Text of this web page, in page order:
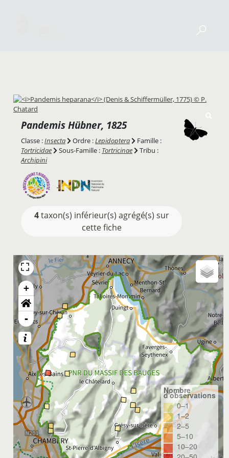
PandemisHübner, 1825
Classe :Insecta Ordre :Lepidoptera
Famille :
Tortricidae
Sous-Famille : Tortricinae
Tribu :
Archipini
4taxon(s) inférieur(s) agrégé(s) sur
cette fiche
+
-
Nombre
d'observations
0–1
1–2
2–5
5–10
10–20